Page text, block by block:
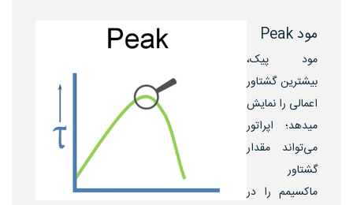
مود Peak
مود پیک،
بیشترین گشتاور
اعمالی را نمایش
میدهد؛ اپراتور
می‌تواند مقدار
گشتاور
ماکسیمم را در